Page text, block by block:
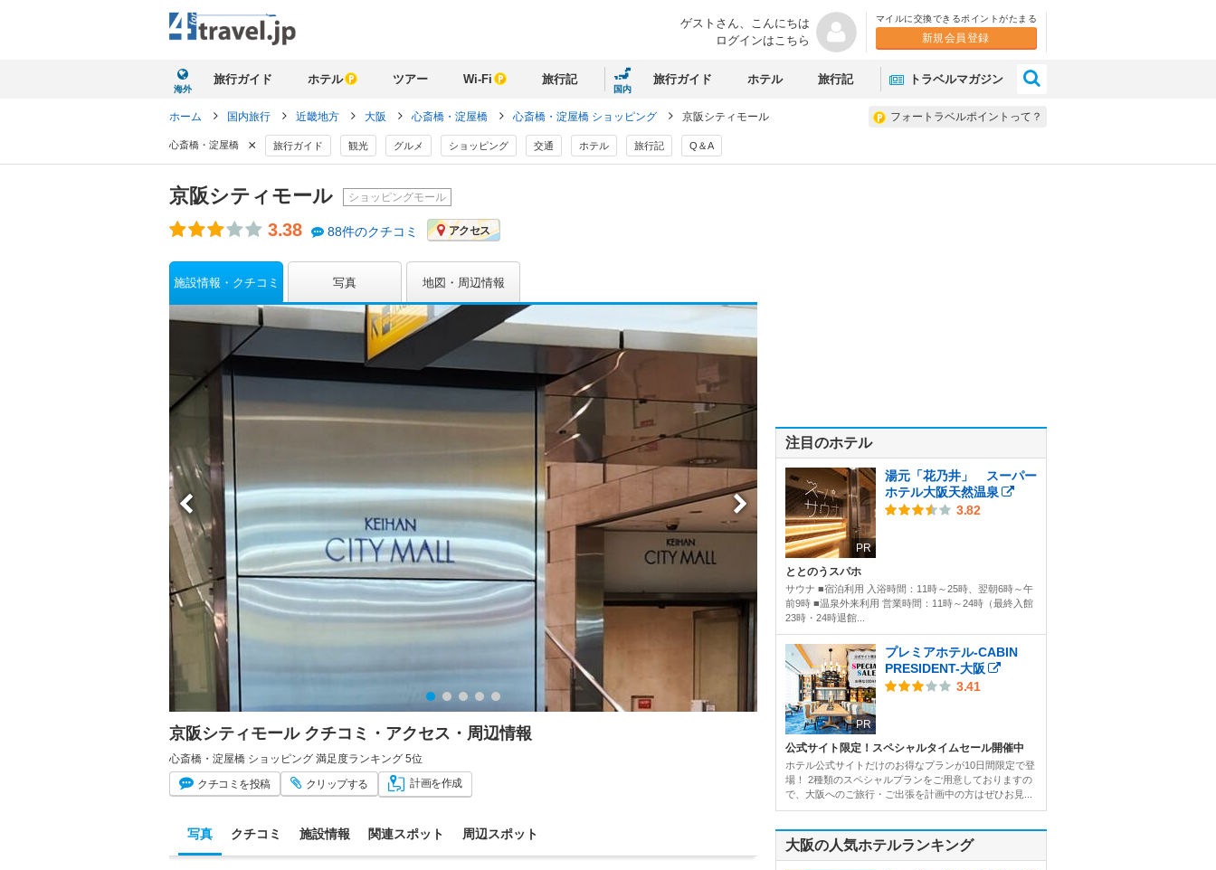
ゲストさん、 こんにちは
ログインはこちら
マイルに交換できるポイントがたまる
新規会員登録
海外
旅行ガイド ホテル ツアー Wi-Fi 旅行記
国内
旅行ガイド ホテル 旅行記 トラベルマガジン
フォートラベルポイントって？
ホーム 国内旅行 近畿地方 大阪 心斎橋・淀屋橋 心斎橋・淀屋橋 ショッピング 京阪シティモール
心斎橋・淀屋橋 × 旅行ガイド 観光 グルメ ショッピング 交通 ホテル 旅行記 Q＆A
京阪シティモール ショッピングモール
3.38 88件のクチコミ アクセス
施設情報・クチコミ 写真 地図・周辺情報
京阪シティモール クチコミ・アクセス・周辺情報
心斎橋・淀屋橋 ショッピング 満足度ランキング 5位
クチコミ を投稿 クリップする 計画を作成
写真 クチコミ 施設情報 関連スポット 周辺スポット
注目のホテル
PR
湯元「花乃井」 スーパー
ホテル大阪天然温泉
3.82
ととのうスパホ
サウナ ■宿泊利用 入浴時間：11時～25時、翌朝6時～午
前9時 ■温泉外来利用 営業時間：11時～24時（最終入館
23時・24時退館...
PR
プレミアホテル-CABIN
PRESIDENT-大阪
3.41
公式サイト限定！スペシャルタイムセール開催中
ホテル公式サイトだけのお得なプランが10日間限定で登
場！ 2種類のスペシャルプランをご用意しておりますの
で、大阪へのご旅行・ご出張を計画中の方はぜひお見...
大阪の人気ホテルランキング